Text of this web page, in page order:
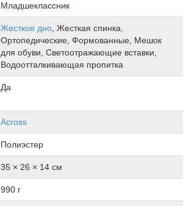
Младшеклассник
Жесткое дно , Жесткая спинка,
Ортопедические, Формованные, Мешок
для обуви, Светоотражающие вставки,
Водоотталкивающая пропитка
Да
Across
Полиэстер
35 × 26 × 14 см
990 г